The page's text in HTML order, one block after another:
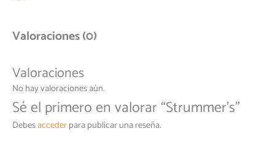
Valoraciones (0)
Valoraciones
No hay valoraciones aún.
Sé el primero en valorar “Strummer’s”
Debesaccederpara publicar una reseña.